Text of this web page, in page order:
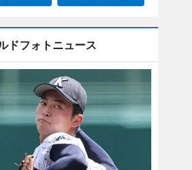
ドフォトニュース